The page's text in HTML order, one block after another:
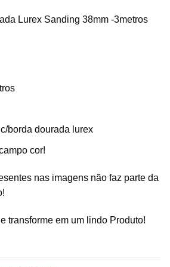
Lurex Sanding 38mm -3metros
borda dourada lurex
cor!
nas imagens não faz parte da
transforme em um lindo Produto!